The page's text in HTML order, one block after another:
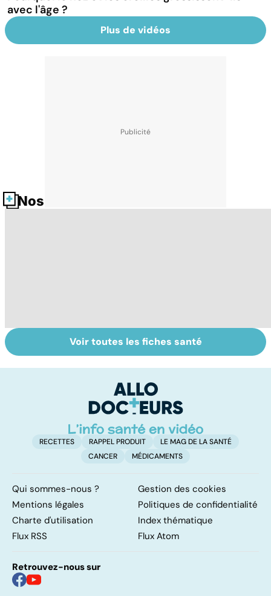
avec l'âge ?
Plus de vidéos
Nos fiches santé
Centenaires, des
exemples de
Personnes
âgées : faire face
d'autonomie
Voir toutes les fiches santé
RECETTES RAPPEL PRODUIT
LE MAG DE LA SANTÉ
CANCER
MÉDICAMENTS
Qui sommes-nous ?
Gestion des cookies
Mentions légales
Politiques de confidentialité
Charte d'utilisation
Index thématique
Flux RSS
Flux Atom
Retrouvez-nous sur